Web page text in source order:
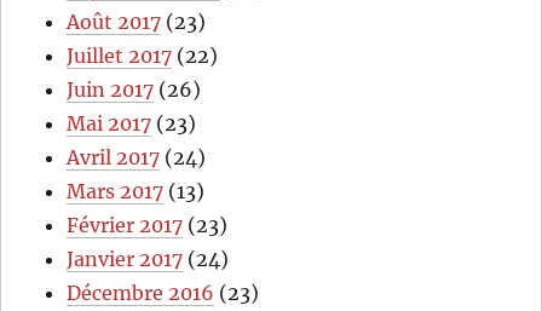
Août 2017 (23)
Juillet 2017 (22)
Juin 2017 (26)
Mai 2017 (23)
Avril 2017 (24)
Mars 2017 (13)
Février 2017 (23)
Janvier 2017 (24)
Décembre 2016 (23)